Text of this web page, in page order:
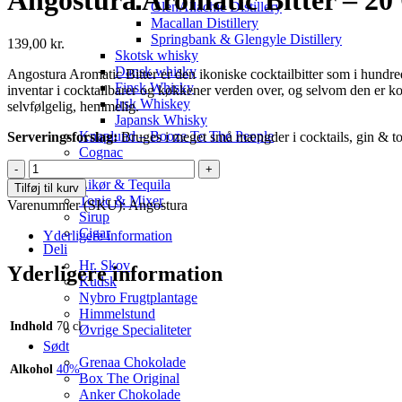
GlenAllachie Distillery
Macallan Distillery
Springbank & Glengyle Distillery
Skotsk whisky
Dansk whisky
Finsk Whisky
Irsk Whiskey
Japansk Whisky
Knaplund – Booze To The People
Cognac
Likør & Tequila
Tonic & Mixer
Sirup
Cigar
Deli
Hr. Skov
Kudsk
Nybro Frugtplantage
Himmelstund
Øvrige Specialiteter
Sødt
Grenaa Chokolade
Box The Original
Anker Chokolade
139,00 kr.
Angostura Aromatic Bitter er den ikoniske cocktailbitter som i
inventar i cocktailbarer og køkkener verden over, og selvom den er
selvfølgelig, hemmelig.
Serveringsforslag:Bruges i meget små mængder i cocktails, gin &
Angostura
Aromatic
Bitter
-
20
CL
-
44,7
Tilføj til kurv
Varenummer (SKU):Angostura
Yderligere information
Yderligere information
Indhold 70 cl
Alkohol 40%